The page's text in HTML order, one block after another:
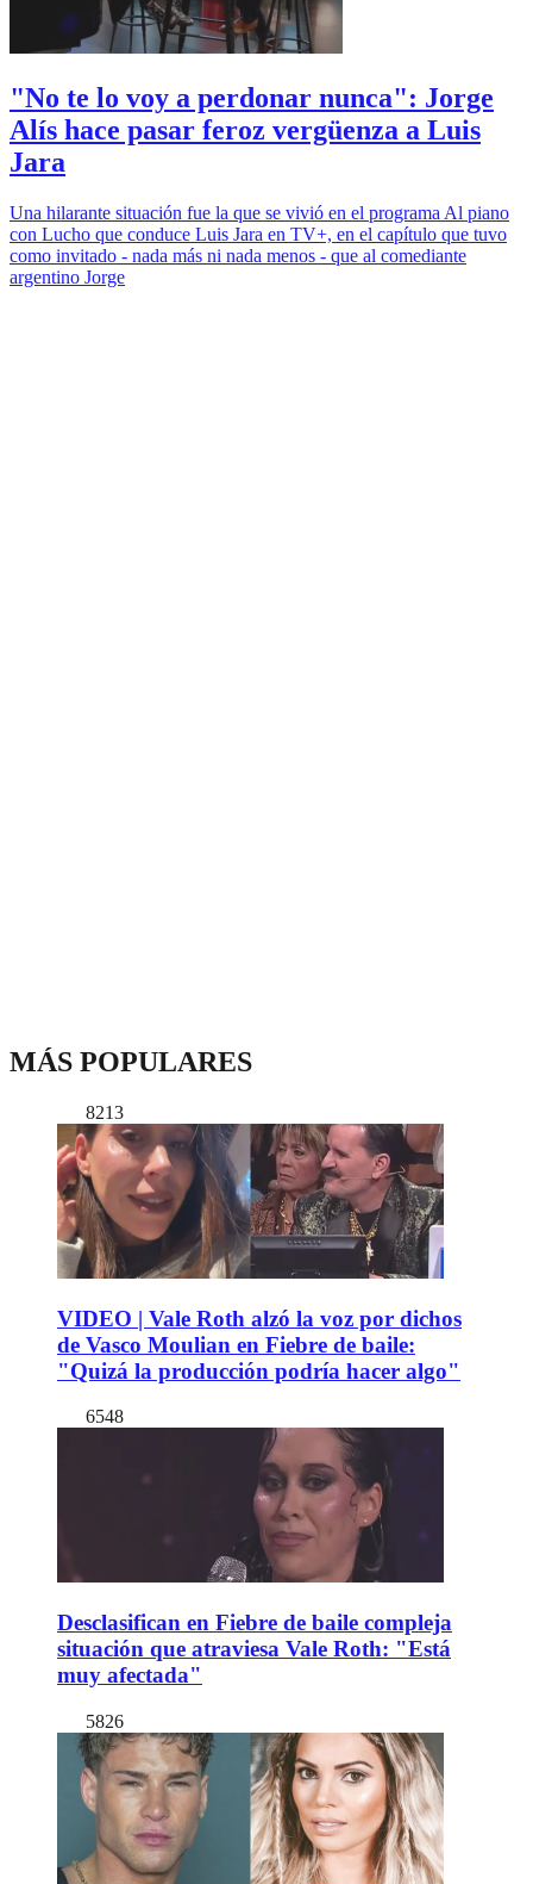
"No te lo voy a perdonar nunca": Jorge
Alís hace pasar feroz vergüenza a Luis
Jara
Una hilarante situación fue la que se vivió en el programa Al piano
con Lucho que conduce Luis Jara en TV+, en el capítulo que tuvo
como invitado - nada más ni nada menos - que al comediante
argentino Jorge
MÁS POPULARES
8213
VIDEO | Vale Roth alzó la voz por dichos
de Vasco Moulian en Fiebre de baile:
"Quizá la producción podría hacer algo"
6548
Desclasifican en Fiebre de baile compleja
situación que atraviesa Vale Roth: "Está
muy afectada"
5826